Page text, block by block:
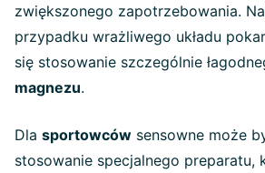
zwiększonego zapotrzebowania.
przypadku wrażliwego układu
się stosowanie szczególnie
magnezu.
Dla sportowców sensowne może
stosowanie specjalnego preparatu,